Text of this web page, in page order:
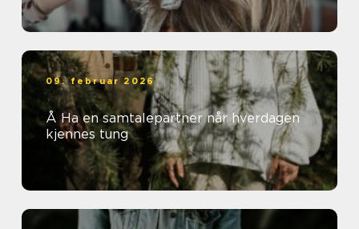
09. februar 2026
Å Ha en samtalepartner når hverdagen
kjennes tung